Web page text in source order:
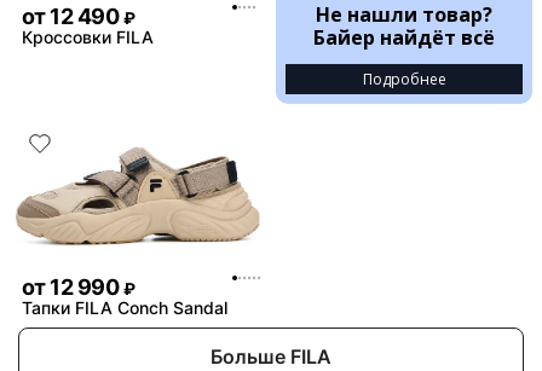
от12 490 ₽
Кроссовки FILA
Не нашли товар?
Байер найдёт всё
Подробнее
от12 990 ₽
Тапки FILA Conch Sandal
Больше FILA